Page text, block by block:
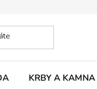
údajů
KRBY A KAMNA